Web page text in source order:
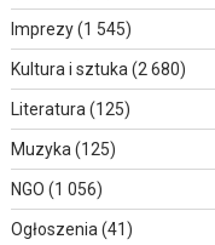
Imprezy(1 545)
Kultura i sztuka (2 680)
Literatura (125)
Muzyka (125)
NGO (1 056)
Ogłoszenia (41)